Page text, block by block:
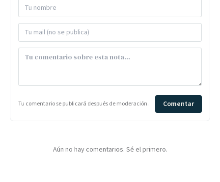
Tu comentario se publicará después de moderación. Comentar
Aún no hay comentarios. Sé el primero.